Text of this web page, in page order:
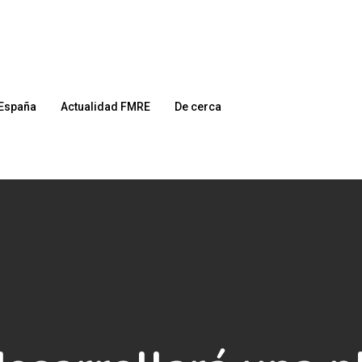
Actualidad FMRE De cerca